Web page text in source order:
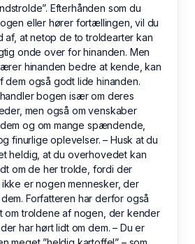
Efterhånden som du
eller hører fortællingen, vil du
af, at netop de to troldearter kan
onde over for hinanden. Men
hinanden bedre at kende, kan
dem også godt lide hinanden.
bogen især om deres
men også om venskaber
og om mange spændende,
finurlige oplevelser. – Husk at du
heldig, at du overhovedet kan
om de her trolde, fordi der
er nogen mennesker, der
Forfatteren har derfor også
om troldene af nogen, der kender
har hørt lidt om dem. – Du er